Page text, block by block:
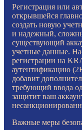
Регистрация или
открывшейся
создать новую
и надежный,
существующий
учетные данные.
регистрации на
аутентификацию
добавит
требующий ввода
защитит ваш
Важные меры